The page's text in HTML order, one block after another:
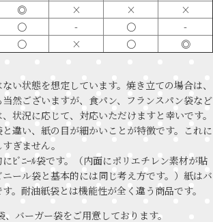
◎ × × ×
〇 - 〇 -
〇 × 〇 ◎
い状態を想定しています。焼き立ての場合は、
然ございますが、食パン、フランスパン袋など
状況に応じて、対応いただけますと幸いです。
違い、紙の目が細かいことが特徴です。これに
ぎません。
ﾋﾞﾆｰﾙ袋です。（内面にポリエチレン素材が貼
ール袋と基本的には同じ考え方です。）紙はバ
。耐油紙袋とは機能性が全く違う商品です。
バーガー袋をご用意しております。